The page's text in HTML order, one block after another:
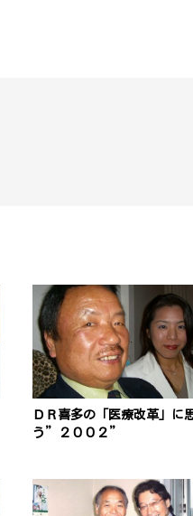
ＤＲ喜多の「医療改革」に
う”２００２”